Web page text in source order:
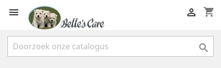
 shopping_cart

